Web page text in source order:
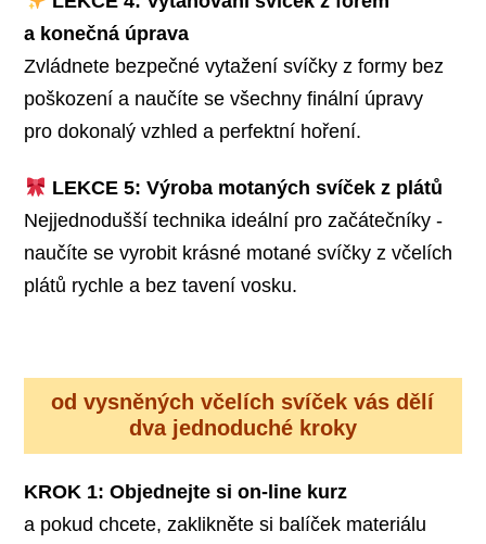
a konečná úprava
Zvládnete bezpečné vytažení svíčky z formy bez
poškození a naučíte se všechny finální úpravy
pro dokonalý vzhled a perfektní hoření.
LEKCE 5: Výroba motaných svíček z plátů
Nejjednodušší technika ideální pro začátečníky -
naučíte se vyrobit krásné motané svíčky z včelích
plátů rychle a bez tavení vosku.
od vysněných včelích svíček vás dělí
dva jednoduché kroky
KROK 1: Objednejte si on-line kurz
a pokud chcete, zaklikněte si balíček materiálu